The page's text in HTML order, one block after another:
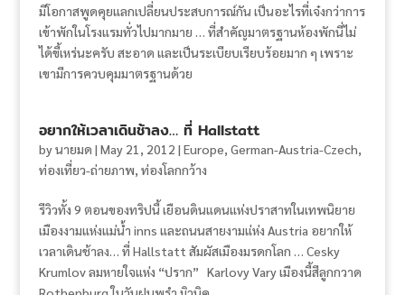
มีโอกาสพูดคุยแลกเปลี่ยนประสบการณ์กัน เป็นอะไรที่เจ๋งกว่าการ
เข้าพักในโรงแรมทั่วไปมากมาย … ที่สำคัญมาตรฐานห้องพักนี่ไม่
ได้ขี้เหร่นะครับ สะอาด และเป็นระเบียบเรียบร้อยมาก ๆ เพราะ
เขามีการควบคุมมาตรฐานด้วย
อยากให้เวลาเดินช้าลง… ที่ Hallstatt
byนายมด | May 21, 2012 | Europe, German-Austria-Czech,
ท่องเที่ยว-ถ่ายภาพ, ท่องโลกกว้าง
รีวิวทั้ง 9 ตอนของทริปนี้ เยือนดินแดนแห่งปราสาทในเทพนิยาย
เมืองงามแห่งแม่น้ำ inns และถนนสายงามแ่ห่ง Austria อยากให้
เวลาเดินช้าลง… ที่ Hallstatt สัมผัสเมืองมรดกโลก … Cesky
Krumlov ลมหายใจแห่ง “ปราก” Karlovy Vary เมืองนี้สีลูกกวาด